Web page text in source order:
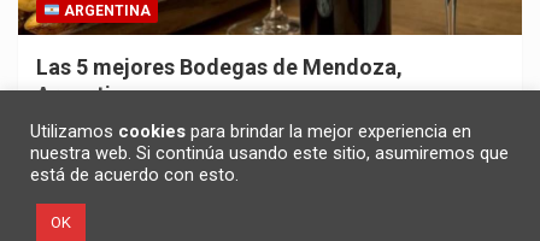
ARGENTINA
Las 5 mejores Bodegas de Mendoza,
Argentina
30/10/2025 Redacción
Utilizamos cookies para brindar la mejor experiencia en
nuestra web. Si continúa usando este sitio, asumiremos que
está de acuerdo con esto.
OK